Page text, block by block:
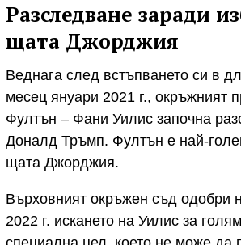
Разследване заради
щата Джорджия
Веднага след встъпването си в
месец януари 2021 г., окръжният
Фултън – Фани Уилис започна
Доналд Тръмп. Фултън е най-
щата Джорджия.
Върховният окръжен съд одобри
2022 г. искането на Уилис за